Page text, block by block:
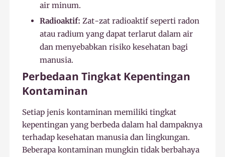
air minum.
Radioaktif: Zat-zat radioaktif seperti radon
atau radium yang dapat terlarut dalam air
dan menyebabkan risiko kesehatan bagi
manusia.
Perbedaan Tingkat Kepentingan
Kontaminan
Setiap jenis kontaminan memiliki tingkat
kepentingan yang berbeda dalam hal dampaknya
terhadap kesehatan manusia dan lingkungan.
Beberapa kontaminan mungkin tidak berbahaya